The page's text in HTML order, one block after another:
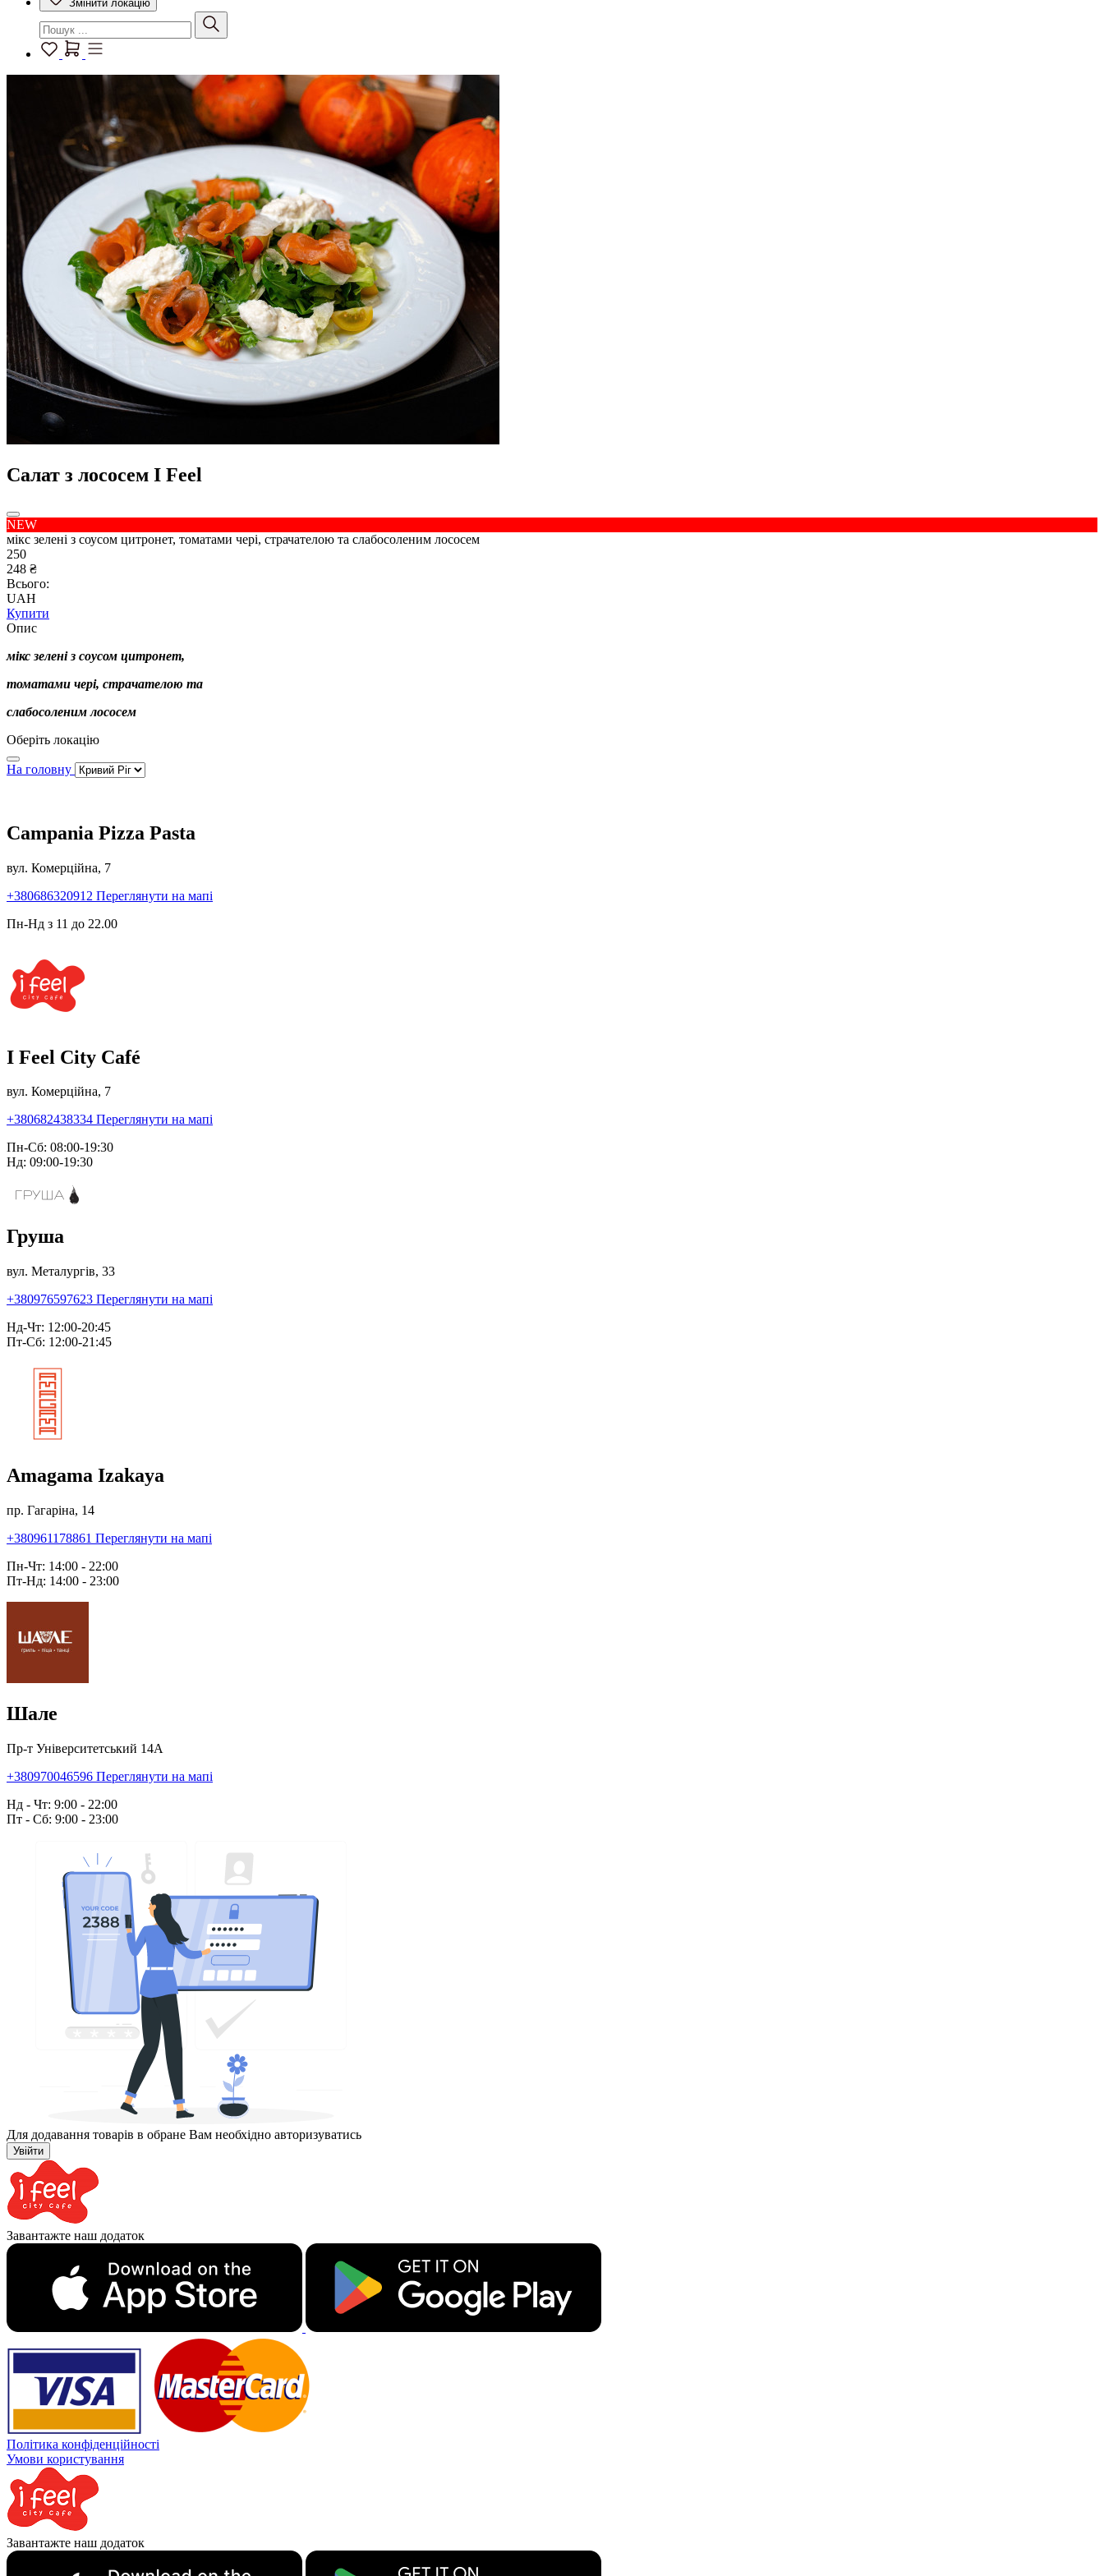
Змінити локацію
Салат з лососем I Feel
NEW
мікс зелені з соусом цитронет, томатами чері, страчателою та слабосоленим лососем
250
248 ₴
Всього:
UAH
Купити
Опис
мікс зелені з соусом цитронет,
томатами чері, страчателою та
слабосоленим лососем
Оберіть локацію
На головну
Campania Pizza Pasta
вул. Комерційна, 7
+380686320912 Переглянути на мапі
Пн-Нд з 11 до 22.00
I Feel City Café
вул. Комерційна, 7
+380682438334 Переглянути на мапі
Пн-Сб: 08:00-19:30
Нд: 09:00-19:30
Груша
вул. Металургів, 33
+380976597623 Переглянути на мапі
Нд-Чт: 12:00-20:45
Пт-Сб: 12:00-21:45
Amagama Izakaya
пр. Гагаріна, 14
+380961178861 Переглянути на мапі
Пн-Чт: 14:00 - 22:00
Пт-Нд: 14:00 - 23:00
Шале
Пр-т Університетський 14А
+380970046596 Переглянути на мапі
Нд - Чт: 9:00 - 22:00
Пт - Сб: 9:00 - 23:00
Для додавання товарів в обране Вам необхідно авторизуватись
Увійти
Завантажте наш додаток
Політика конфіденційності
Умови користування
Завантажте наш додаток